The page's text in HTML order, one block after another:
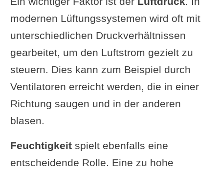
Lüftungssystems
Diskussion: Gibt es für
jedes Gebäude eine
passende Lüftungslösung?
Umfrage zur Wohnraumlüftung
Empfehlungen für Bauherren
und Nachrüster
modernen Lüftungssystemen wird oft mit
unterschiedlichen Druckverhältnissen
gearbeitet, um den Luftstrom gezielt zu
steuern. Dies kann zum Beispiel durch
Ventilatoren erreicht werden, die in einer
Richtung saugen und in der anderen
blasen.
Feuchtigkeitspielt ebenfalls eine
entscheidende Rolle. Eine zu hohe